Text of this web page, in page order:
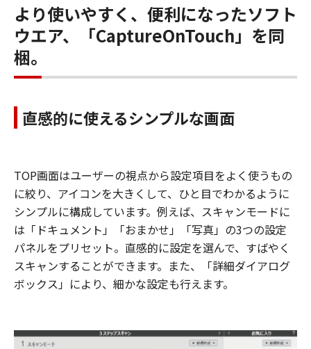
より使いやすく、便利になったソフト
ウエア、「CaptureOnTouch」を同
梱。
直感的に使えるシンプルな画面
TOP画面はユーザーの視点から設定項目をよく使うもの
に絞り、アイコンを大きくして、ひと目でわかるように
シンプルに構成しています。例えば、スキャンモードに
は「ドキュメント」「おまかせ」「写真」の3つの設定
パネルをプリセット。直感的に設定を選んで、すばやく
スキャンすることができます。また、「詳細ダイアログ
ボックス」により、細かな設定も行えます。